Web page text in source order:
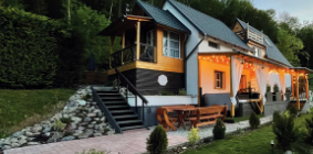
Tímea(240)Bajnokok Ligája(168) Birkózás
egészség (530) Európabajnokság(173)
forma 1 (1165)Futball(760)futás(305)
Katinka(186)hungaroring(181)Jégkorong
(138)karate(168)kickbox(204)kosárlabda
(448)Lewis Hamilton(168)magyar